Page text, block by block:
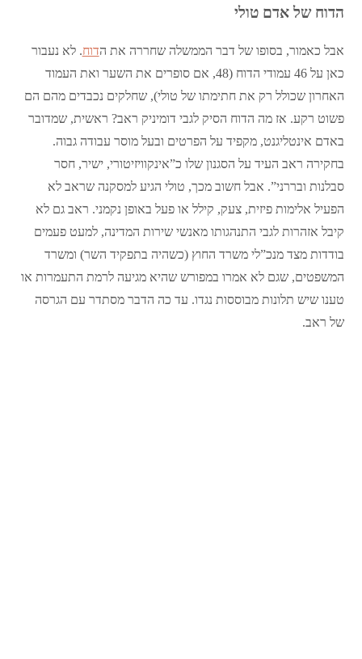
הדוח של אדם טולי
אבל כאמור, בסופו של דבר הממשלה שחררה את הדוח. לא נעבור
כאן על 46 עמודי הדוח (48, אם סופרים את השער ואת העמוד
האחרון שכולל רק את חתימתו של טולי), שחלקים נכבדים מהם הם
פשוט רקע. אז מה הדוח הסיק לגבי דומיניק ראב? ראשית, שמדובר
באדם אינטליגנט, מקפיד על הפרטים ובעל מוסר עבודה גבוה.
בחקירה ראב העיד על הסגנון שלו כ”אינקוויזיטורי, ישיר, חסר
סבלנות ובררני”. אבל חשוב מכך, טולי הגיע למסקנה שראב לא
הפעיל אלימות פיזית, צעק, קילל או פעל באופן נקמני. ראב גם לא
קיבל אזהרות לגבי התנהגותו מאנשי שירות המדינה, למעט פעמים
בודדות מצד מנכ”לי משרד החוץ (כשהיה בתפקיד השר) ומשרד
המשפטים, שגם לא אמרו במפורש שהיא מגיעה לרמת התעמרות או
טענו שיש תלונות מבוססות נגדו. עד כה הדבר מסתדר עם הגרסה
של ראב.